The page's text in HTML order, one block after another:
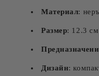
Материал:
Размер: 12.3 см
Дизайн: